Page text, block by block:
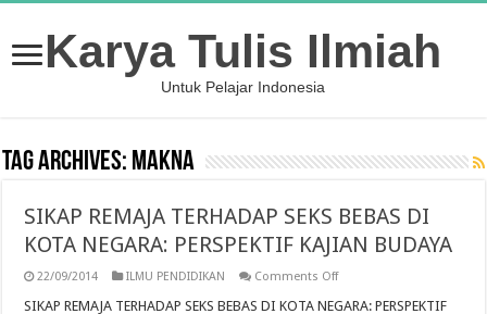
Karya Tulis Ilmiah
Untuk Pelajar Indonesia
Tag Archives: Makna
SIKAP REMAJA TERHADAP SEKS BEBAS DI
KOTA NEGARA: PERSPEKTIF KAJIAN BUDAYA
22/09/2014 ILMU PENDIDIKAN Comments Offon
REMAJA
SIKAP REMAJA TERHADAP SEKS BEBAS DI KOTA NEGARA: PERSPEKTIF